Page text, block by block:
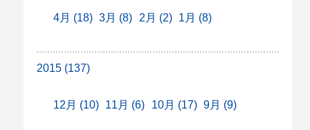
4月 (18) 3月 (8) 2月 (2) 1月 (8)
2015 (137)
12月 (10) 11月 (6) 10月 (17) 9月 (9)